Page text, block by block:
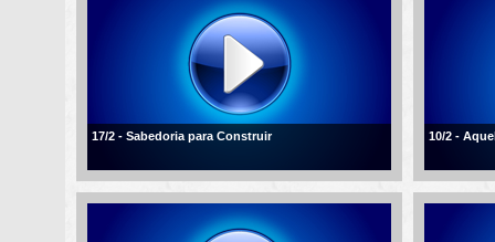
17/2 - Sabedoria para Construir 10/2 -